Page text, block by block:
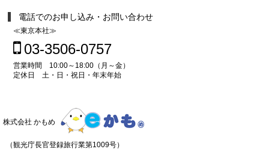
電話でのお申し込み・お問い合わせ
≪東京本社≫
03-3506-0757
営業時間 10:00～18:00（月～金）
定休日 土・日・祝日・年末年始
株式会社 かもめ
（観光庁長官登録旅行業第1009号）